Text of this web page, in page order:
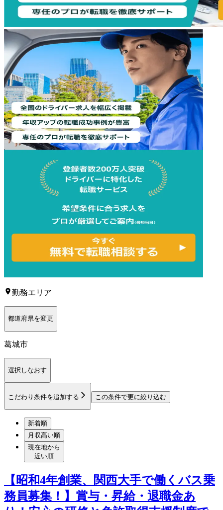
勤務エリア
都道府県を変更
葛城市
選択しなおす
こだわり条件を追加する この条件で更に絞り込む
新着順
月収高い順
現在地から
近い順
【昭和4年創業、関西大手で働くバス乗
務員募集！】賞与・昇給・退職金あ